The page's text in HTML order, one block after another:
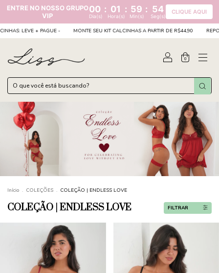
ENTRE NO NOSSO GRUPO
VIP
00 : 01 : 59 : 53
Dia(s) Hora(s) Min(s) Seg(s)
CLIQUE AQUI
+ PAGUE - MONTE SEU KIT CALCINHAS A PARTIR DE R$44,90 REPOSIÇÃO
0
Início . COLEÇÕES . COLEÇÃO | ENDLESS LOVE
COLEÇÃO | ENDLESS LOVE FILTRAR